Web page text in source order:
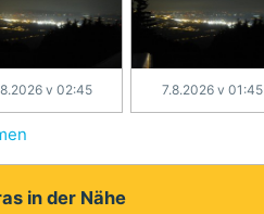
v 02:45 7.8.2026 v 01:45
in der Nähe